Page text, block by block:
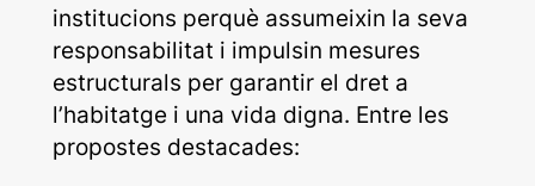
institucions perquè assumeixin la seva
responsabilitat i impulsin mesures
estructurals per garantir el dret a
l’habitatge i una vida digna. Entre les
propostes destacades: